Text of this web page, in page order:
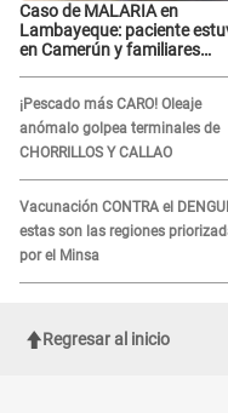
Caso de MALARIA en
Lambayeque: paciente
en Camerún y familiares
¡Pescado más CARO! Oleaje
anómalo golpea terminales de
CHORRILLOS Y CALLAO
Vacunación CONTRA el
estas son las regiones
por el Minsa
Regresar al inicio